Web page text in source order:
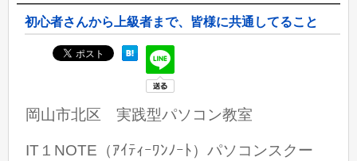
初心者さんから上級者まで、皆様に共通してること
岡山市北区 実践型パソコン教室
IT１NOTE（ｱｲﾃｨｰﾜﾝﾉｰﾄ）パソコンスクー